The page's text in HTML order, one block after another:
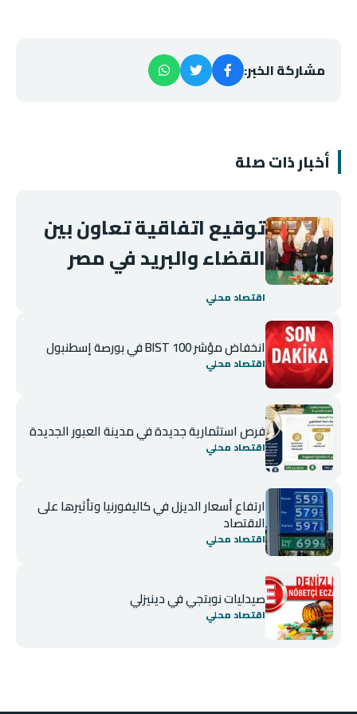
مشاركة الخبر:
أخبار ذات صلة
توقيع اتفاقية تعاون بين
القضاء والبريد في مصر
اقتصاد محلي
انخفاض مؤشر BIST 100 في بورصة إسطنبول
اقتصاد محلي
فرص استثمارية جديدة في مدينة العبور الجديدة
اقتصاد محلي
ارتفاع أسعار الديزل في كاليفورنيا وتأثيرها على
الاقتصاد
اقتصاد محلي
صيدليات نوبتجي في دينيزلي
اقتصاد محلي